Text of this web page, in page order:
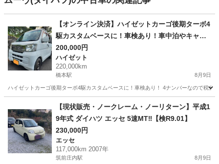
【オンライン決済】ハイゼットカーゴ後期ターボ4
駆カスタムベースに！車検あり！車中泊やキャン
ピングカーにも！
200,000円
ハイゼット
220,000km
橋本駅 8月9日
ハイゼットカーゴ後期ターボ4駆カスタムベースに！車検あり！ 4ナンバーなので税
橋本駅 ハイゼット エンジン
【現状販売・ノークレーム・ノーリターン】平成1
9年式 ダイハツ エッセ 5速MT‼️【検R9.01】
230,000円
エッセ
117,000km 2007年
筑前庄内駅 8月9日